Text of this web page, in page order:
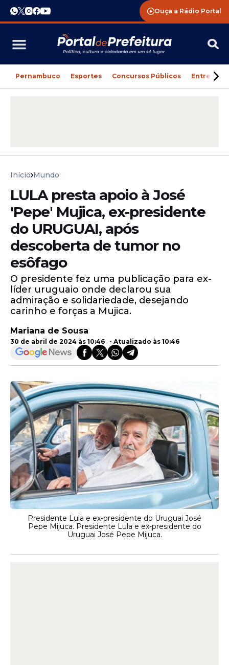
Ouça a Rádio Portal
Pernambuco Esportes Concursos Públicos
Início Mundo
LULA presta apoio à José
'Pepe' Mujica, ex-presidente
do URUGUAI, após
descoberta de tumor no
esôfago
O presidente fez uma publicação para ex-
líder uruguaio onde declarou sua
admiração e solidariedade, desejando
carinho e forças a Mujica.
Mariana de Sousa
30 de abril de 2024 às 10:46 - Atualizado às 10:46
Presidente Lula e ex-presidente do Uruguai José
Pepe Mijuca. Presidente Lula e ex-presidente do
Uruguai José Pepe Mijuca.